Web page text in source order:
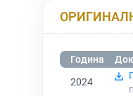
Година
2024